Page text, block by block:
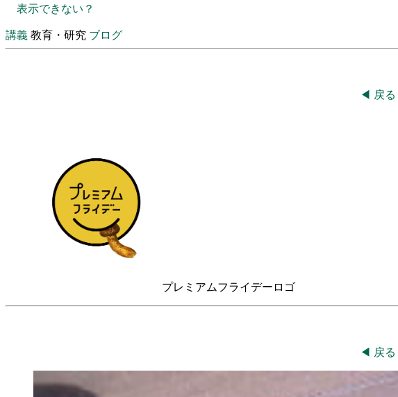
表示できない？
講義教育・研究 ブログ
◀ 戻る
プレミアムフライデーロゴ
◀ 戻る